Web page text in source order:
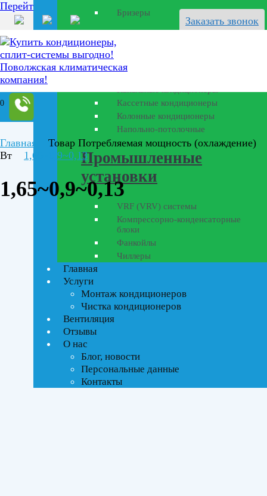
Перейти к содержанию
Заказать звонок
0
Бризеры
Полупромышленные
кондиционеры
Кассетные кондиционеры
Колонные кондиционеры
Напольно-потолочные
Промышленные
установки
VRF (VRV) системы
Компрессорно-конденсаторные
блоки
Фанкойлы
Чиллеры
Главная
Услуги
Монтаж кондиционеров
Чистка кондиционеров
Вентиляция
Отзывы
О нас
Блог, новости
Персональные данные
Контакты
Главная
Товар Потребляемая мощность (охлаждение)
Вт
1,65~0,9~0,13
1,65~0,9~0,13